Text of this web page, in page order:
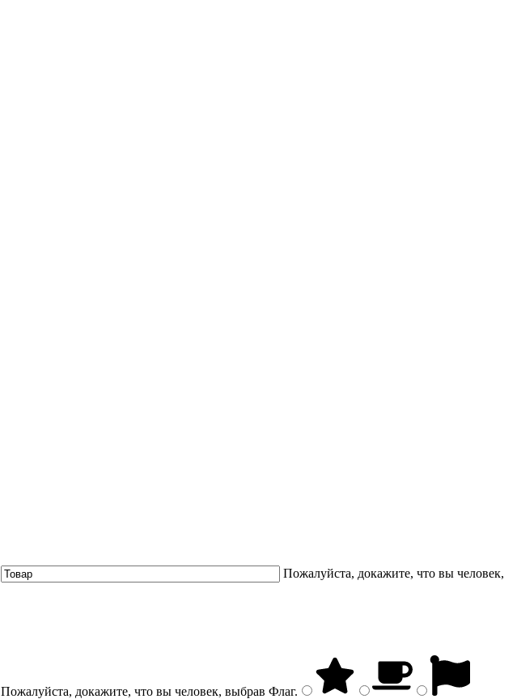
Пожалуйста, докажите, что вы человек,
Пожалуйста, докажите, что вы человек, выбрав Флаг.